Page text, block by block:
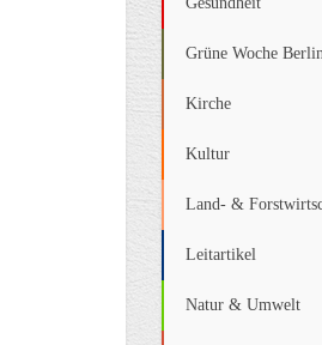
Grüne Woche
Kirche
Kultur
Land- &
Leitartikel
Natur & Umwelt